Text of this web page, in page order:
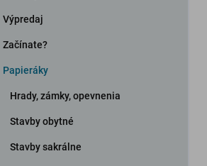
Výpredaj
Začínate?
Papieráky
Hrady, zámky, opevnenia
Stavby obytné
Stavby sakrálne